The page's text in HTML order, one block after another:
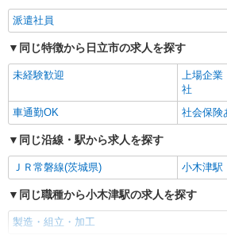
派遣社員
同じ特徴から日立市の求人を探す
未経験歓迎
上場企業
社
車通勤OK
社会保険
同じ沿線・駅から求人を探す
ＪＲ常磐線(茨城県) 小木津駅
同じ職種から小木津駅の求人を探す
製造・組立・加工